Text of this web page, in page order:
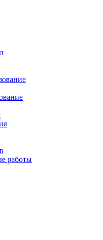
работы